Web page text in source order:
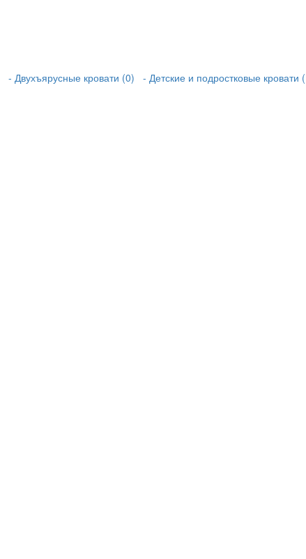
- Двухъярусные кровати (0) - Детские и подростковые кровати